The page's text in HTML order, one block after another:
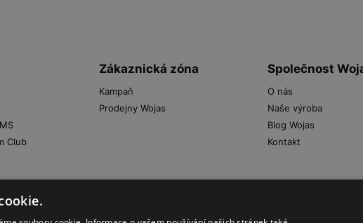
Club
Zákaznická zóna
Kampaň
Prodejny Wojas
Společnost
O nás
Naše výroba
Blog Wojas
Kontakt